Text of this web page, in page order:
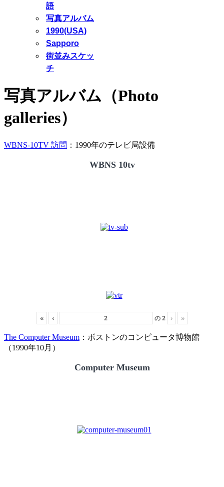
語
写真アルバム
1990(USA)
Sapporo
街並みスケッ
チ
写真アルバム（Photo
galleries）
WBNS-10TV 訪問 ：1990年のテレビ局設備
WBNS 10tv
« ‹ の2 › »
The Computer Museum ：ボストンのコンピュータ博物館
（1990年10月）
Computer Museum